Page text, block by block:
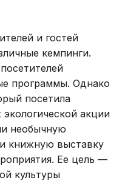
и гостей
кемпинги.
программы. Однако
посетила
акции
необычную
книжную выставку
Ее цель —
культуры